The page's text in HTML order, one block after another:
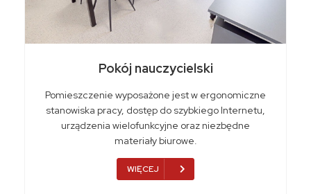
Pokój nauczycielski
Pomieszczenie wyposażone jest w ergonomiczne
stanowiska pracy, dostęp do szybkiego Internetu,
urządzenia wielofunkcyjne oraz niezbędne
materiały biurowe.
WIĘCEJ